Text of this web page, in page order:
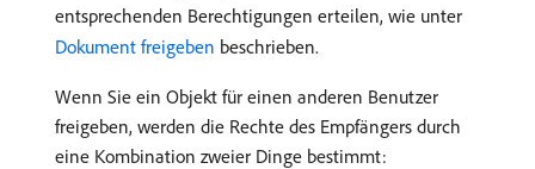
entsprechenden Berechtigungen erteilen, wie unter
Dokument freigeben beschrieben.
Wenn Sie ein Objekt für einen anderen Benutzer
freigeben, werden die Rechte des Empfängers durch
eine Kombination zweier Dinge bestimmt: